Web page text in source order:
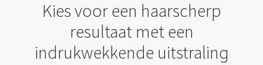
Kies voor een haarscherp
resultaat met een
indrukwekkende uitstraling